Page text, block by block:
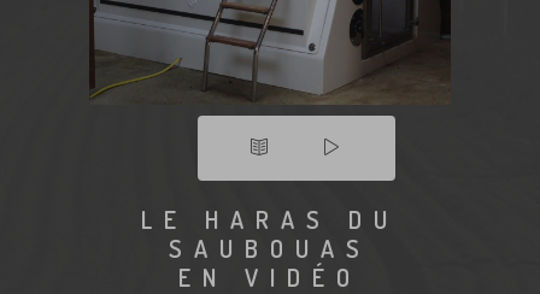
LE HARAS DU
SAUBOUAS
EN VIDÉO